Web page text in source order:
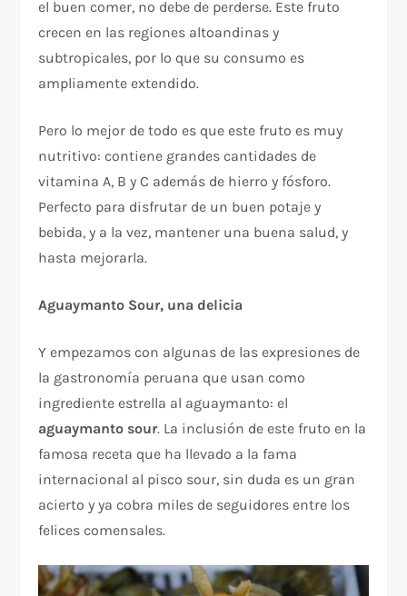
el buen comer, no debe de perderse. Este fruto
crecen en las regiones altoandinas y
subtropicales, por lo que su consumo es
ampliamente extendido.
Pero lo mejor de todo es que este fruto es muy
nutritivo: contiene grandes cantidades de
vitamina A, B y C además de hierro y fósforo.
Perfecto para disfrutar de un buen potaje y
bebida, y a la vez, mantener una buena salud, y
hasta mejorarla.
Aguaymanto Sour, una delicia
Y empezamos con algunas de las expresiones de
la gastronomía peruana que usan como
ingrediente estrella al aguaymanto: el
aguaymanto sour. La inclusión de este fruto en la
famosa receta que ha llevado a la fama
internacional al pisco sour, sin duda es un gran
acierto y ya cobra miles de seguidores entre los
felices comensales.